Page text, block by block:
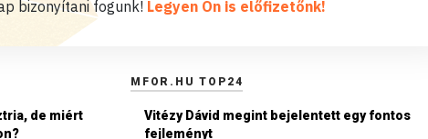
bizonyítani fogunk! Legyen Ön is előfizetőnk!
de miért
MFOR.HU TOP24
Vitézy Dávid megint bejelentett egy fontos
fejleményt